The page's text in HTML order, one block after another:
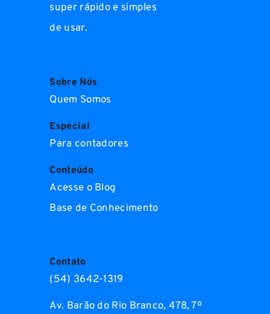
super rápido e simples
de usar.
Sobre Nós
Quem Somos
Especial
Para contadores
Conteúdo
Acesse o Blog
Base de Conhecimento
Contato
(54) 3642-1319
Av. Barão do Rio Branco, 478, 7º